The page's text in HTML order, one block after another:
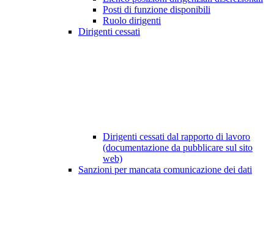
Posti di funzione disponibili
Ruolo dirigenti
Dirigenti cessati
Dirigenti cessati dal rapporto di lavoro
(documentazione da pubblicare sul sito
web)
Sanzioni per mancata comunicazione dei dati